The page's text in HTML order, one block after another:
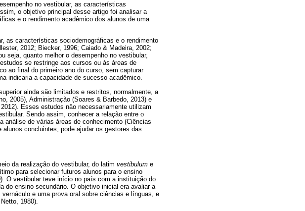
no vestibular, as características
o objetivo principal desse artigo foi analisar a
e o rendimento acadêmico dos alunos de uma
as características sociodemográficas e o rendimento
2012; Biecker, 1996; Caiado & Madeira, 2002;
seja, quanto melhor o desempenho no vestibular,
se restringe aos cursos ou às áreas de
ao final do primeiro ano do curso, sem capturar
indicaria a capacidade de sucesso acadêmico.
ainda são limitados e restritos, normalmente, a
2005), Administração (Soares & Barbedo, 2013) e
Esses estudos não necessariamente utilizam
Sendo assim, conhecer a relação entre o
análise de várias áreas de conhecimento (Ciências
concluintes, pode ajudar os gestores das
da realização do vestibular, do latim vestibulum e
para selecionar futuros alunos para o ensino
O vestibular teve início no país com a instituição do
do ensino secundário. O objetivo inicial era avaliar a
e uma prova oral sobre ciências e línguas, e
1980).